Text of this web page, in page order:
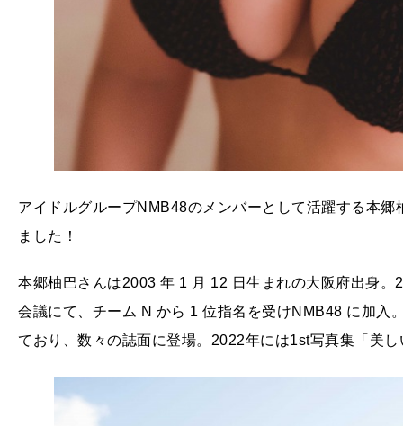
アイドルグループNMB48のメンバーとして活躍する本
ました！
本郷柚巴さんは2003 年 1 月 12 日生まれの大阪府出身
会議にて、チーム N から 1 位指名を受けNMB48 に加入
ており、数々の誌面に登場。2022年には1st写真集「美